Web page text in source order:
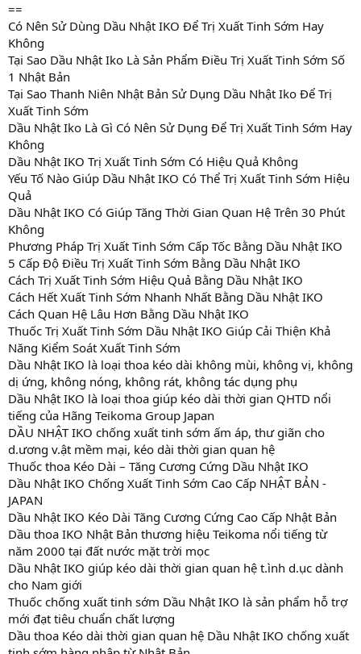
==
Có Nên Sử Dùng Dầu Nhật IKO Để Trị Xuất Tinh Sớm Hay
Không
Tại Sao Dầu Nhật Iko Là Sản Phẩm Điều Trị Xuất Tinh Sớm Số
1 Nhật Bản
Tại Sao Thanh Niên Nhật Bản Sử Dụng Dầu Nhật Iko Để Trị
Xuất Tinh Sớm
Dầu Nhật Iko Là Gì Có Nên Sử Dụng Để Trị Xuất Tinh Sớm Hay
Không
Dầu Nhật IKO Trị Xuất Tinh Sớm Có Hiệu Quả Không
Yếu Tố Nào Giúp Dầu Nhật IKO Có Thể Trị Xuất Tinh Sớm Hiệu
Quả
Dầu Nhật IKO Có Giúp Tăng Thời Gian Quan Hệ Trên 30 Phút
Không
Phương Pháp Trị Xuất Tinh Sớm Cấp Tốc Bằng Dầu Nhật IKO
5 Cấp Độ Điều Trị Xuất Tinh Sớm Bằng Dầu Nhật IKO
Cách Trị Xuất Tinh Sớm Hiệu Quả Bằng Dầu Nhật IKO
Cách Hết Xuất Tinh Sớm Nhanh Nhất Bằng Dầu Nhật IKO
Cách Quan Hệ Lâu Hơn Bằng Dầu Nhật IKO
Thuốc Trị Xuất Tinh Sớm Dầu Nhật IKO Giúp Cải Thiện Khả
Năng Kiểm Soát Xuất Tinh Sớm
Dầu Nhật IKO là loại thoa kéo dài không mùi, không vị, không
dị ứng, không nóng, không rát, không tác dụng phụ
Dầu Nhật IKO là loại thoa giúp kéo dài thời gian QHTD nổi
tiếng của Hãng Teikoma Group Japan
DẦU NHẬT IKO chống xuất tinh sớm ấm áp, thư giãn cho
d.ương v.ật mềm mại, kéo dài thời gian quan hệ
Thuốc thoa Kéo Dài – Tăng Cương Cứng Dầu Nhật IKO
Dầu Nhật IKO Chống Xuất Tinh Sớm Cao Cấp NHẬT BẢN -
JAPAN
Dầu Nhật IKO Kéo Dài Tăng Cương Cứng Cao Cấp Nhật Bản
Dầu thoa IKO Nhật Bản thương hiệu Teikoma nổi tiếng từ
năm 2000 tại đất nước mặt trời mọc
Dầu Nhật IKO giúp kéo dài thời gian quan hệ t.ình d.ục dành
cho Nam giới
Thuốc chống xuất tinh sớm Dầu Nhật IKO là sản phẩm hỗ trợ
mới đạt tiêu chuẩn chất lượng
Dầu thoa Kéo dài thời gian quan hệ Dầu Nhật IKO chống xuất